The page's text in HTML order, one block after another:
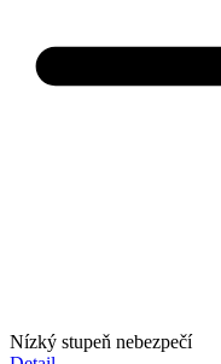
Nízký stupeň nebezpečí